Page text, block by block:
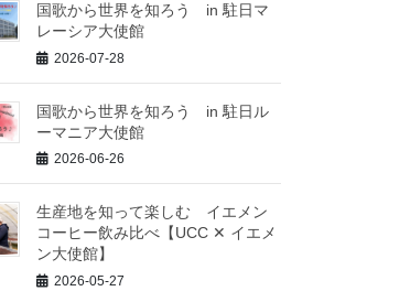
国歌から世界を知ろう in 駐日マ
レーシア大使館
2026-07-28
国歌から世界を知ろう in 駐日ル
ーマニア大使館
2026-06-26
生産地を知って楽しむ イエメン
コーヒー飲み比べ【UCC ✕ イエメ
ン大使館】
2026-05-27